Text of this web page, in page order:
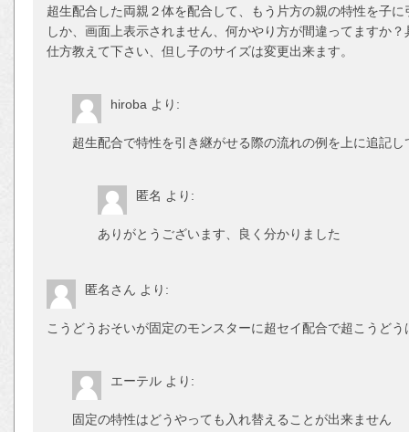
超生配合した両親２体を配合して、もう片方の親の特性を子
しか、画面上表示されません、何かやり方が間違ってますか
仕方教えて下さい、但し子のサイズは変更出来ます。
hiroba より:
超生配合で特性を引き継がせる際の流れの例を上に追記
匿名 より:
ありがとうございます、良く分かりました
匿名さん より:
こうどうおそいが固定のモンスターに超セイ配合で超こうど
エーテル より:
固定の特性はどうやっても入れ替えることが出来ません